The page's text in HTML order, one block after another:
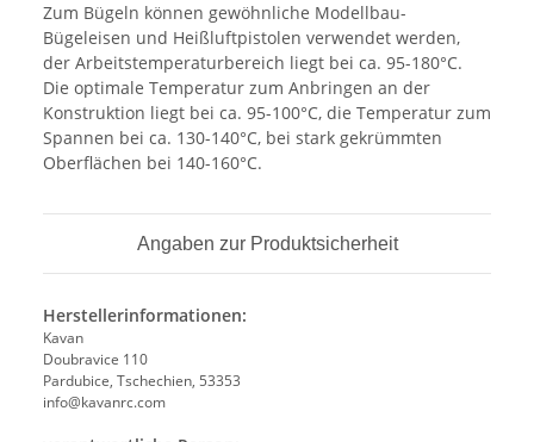
Zum Bügeln können gewöhnliche Modellbau-
Bügeleisen und Heißluftpistolen verwendet werden,
der Arbeitstemperaturbereich liegt bei ca. 95-180°C.
Die optimale Temperatur zum Anbringen an der
Konstruktion liegt bei ca. 95-100°C, die Temperatur zum
Spannen bei ca. 130-140°C, bei stark gekrümmten
Oberflächen bei 140-160°C.
Angaben zur Produktsicherheit
Herstellerinformationen:
Kavan
Doubravice 110
Pardubice, Tschechien, 53353
info@kavanrc.com